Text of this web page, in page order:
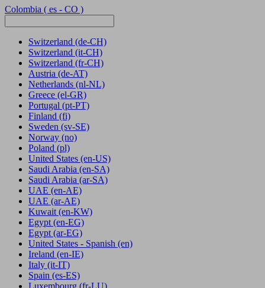
Colombia ( es - CO )
Switzerland (de-CH)
Switzerland (it-CH)
Switzerland (fr-CH)
Austria (de-AT)
Netherlands (nl-NL)
Greece (el-GR)
Portugal (pt-PT)
Finland (fi)
Sweden (sv-SE)
Norway (no)
Poland (pl)
United States (en-US)
Saudi Arabia (en-SA)
Saudi Arabia (ar-SA)
UAE (en-AE)
UAE (ar-AE)
Kuwait (en-KW)
Egypt (en-EG)
Egypt (ar-EG)
United States - Spanish (en)
Ireland (en-IE)
Italy (it-IT)
Spain (es-ES)